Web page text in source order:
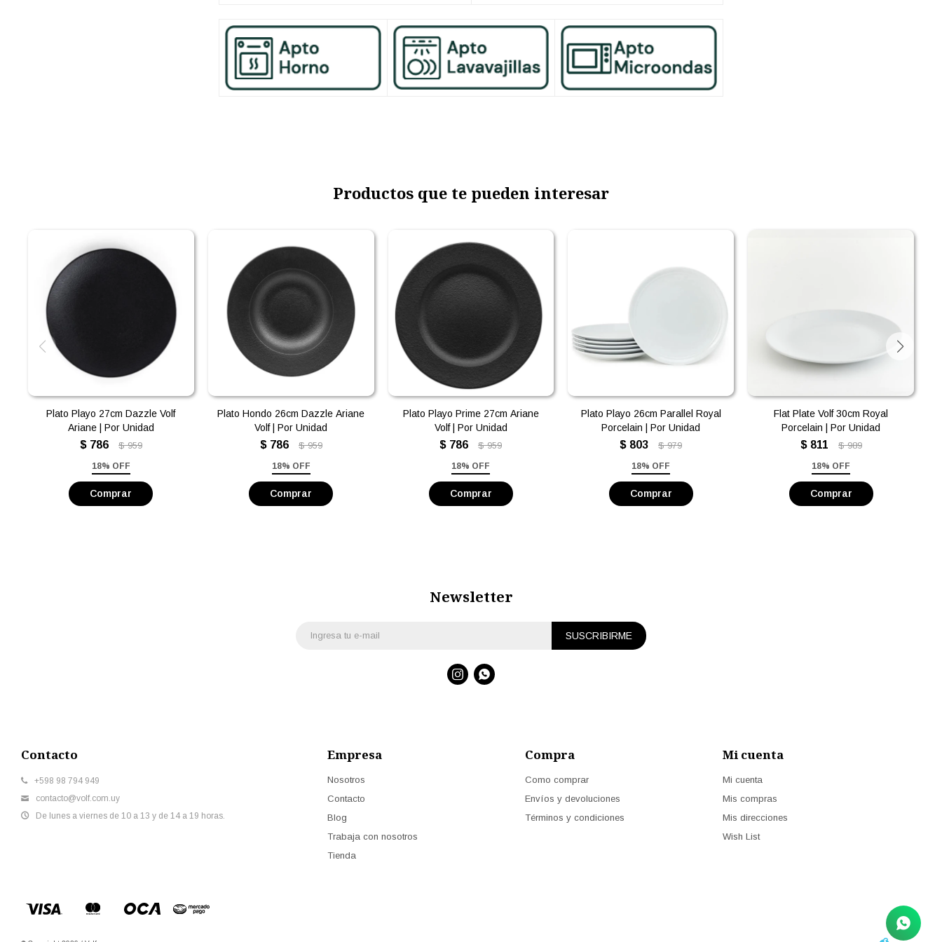
Productos que te pueden interesar
Plato Playo 27cm Dazzle Volf
Ariane | Por Unidad
$ 786 $ 959
18% OFF
Plato Hondo 26cm Dazzle Ariane
Volf | Por Unidad
$ 786 $ 959
18% OFF
Plato Playo Prime 27cm Ariane
Volf | Por Unidad
$ 786 $ 959
18% OFF
Plato Playo 26cm Parallel Royal
Porcelain | Por Unidad
$ 803 $ 979
18% OFF
Flat Plate Volf 30cm Royal
Porcelain | Por Unidad
$ 811 $ 989
18% OFF
Contacto
+598 98 794 949
contacto@volf.com.uy
De lunes a viernes de 10 a 13 y de 14 a 19 horas.
Empresa
Nosotros
Contacto
Blog
Trabaja con nosotros
Tienda
Compra
Como comprar
Envíos y devoluciones
Términos y condiciones
Mi cuenta
Mi cuenta
Mis compras
Mis direcciones
Wish List
Newsletter
SUSCRIBIRME
 